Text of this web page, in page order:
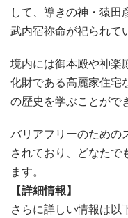
して、導きの神・猿
武内宿祢命が祀られて
境内には御本殿や神楽
化財である高麗家住宅
の歴史を学ぶことがで
バリアフリーのための
されており、どなたで
ます。
【詳細情報】
さらに詳しい情報は以